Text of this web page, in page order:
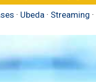
· Ubeda · Streaming ·